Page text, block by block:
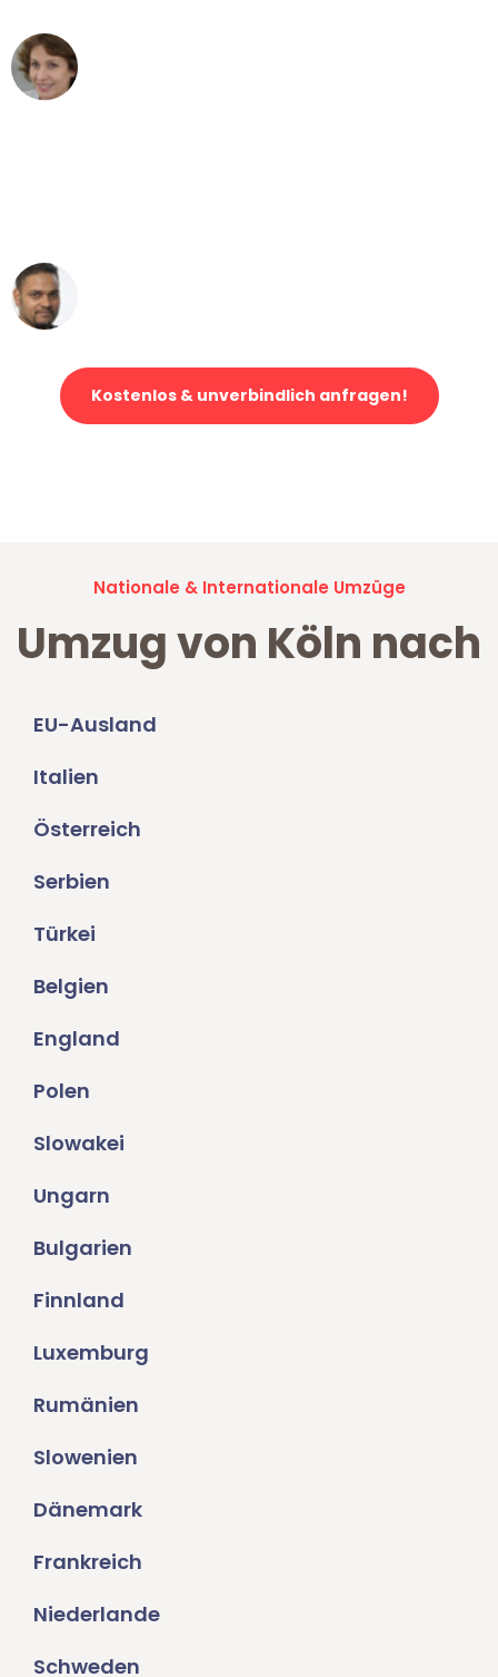
Kostenlos & unverbindlich anfragen!
Nationale & Internationale Umzüge
Umzug von Köln nach
EU-Ausland
Italien
Österreich
Serbien
Türkei
Belgien
England
Polen
Slowakei
Ungarn
Bulgarien
Finnland
Luxemburg
Rumänien
Slowenien
Dänemark
Frankreich
Niederlande
Schweden